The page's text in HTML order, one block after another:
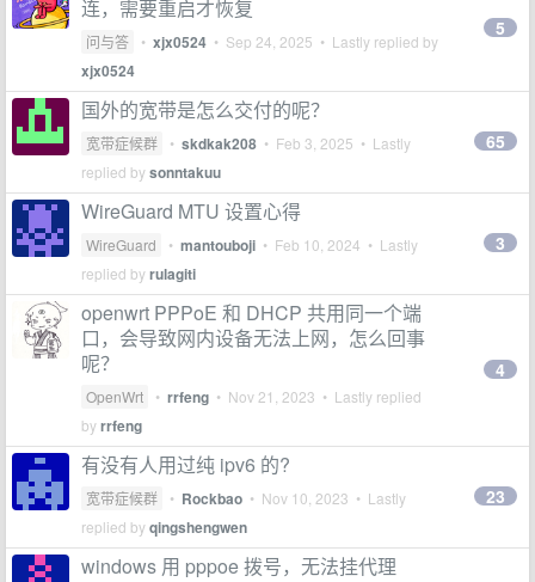
连，需要重启才恢复
问与答 • xjx0524 • Sep 24, 2025 • Lastly replied by
xjx0524
5
国外的宽带是怎么交付的呢？
宽带症候群 • skdkak208 • Feb 3, 2025 • Lastly
replied bysonntakuu
65
WireGuard MTU 设置心得
WireGuard • mantouboji • Feb 10, 2024 • Lastly
replied byrulagiti
3
openwrt PPPoE 和 DHCP 共用同一个端
口，会导致网内设备无法上网，怎么回事
呢？
OpenWrt • rrfeng • Nov 21, 2023 • Lastly replied
byrrfeng
4
有没有人用过纯 ipv6 的?
宽带症候群 • Rockbao • Nov 10, 2023 • Lastly
replied byqingshengwen
23
windows 用 pppoe 拨号，无法挂代理